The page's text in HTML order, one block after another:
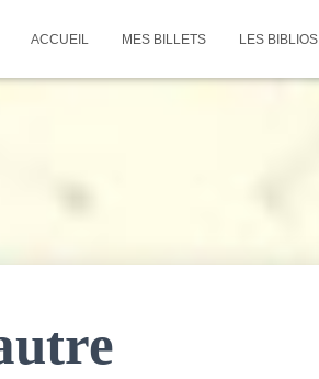
ACCUEIL MES BILLETS LES BIBLIOS